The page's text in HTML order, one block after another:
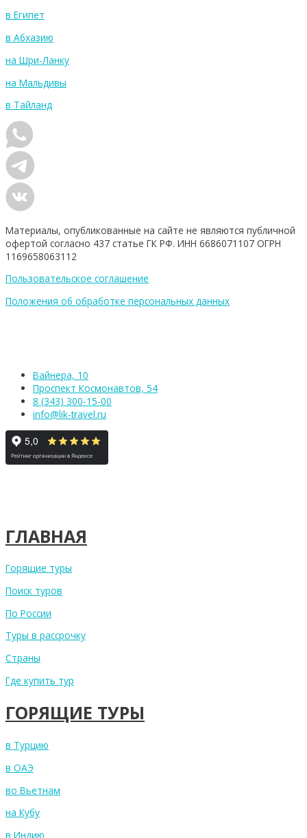
в Египет
в Абхазию
на Шри-Ланку
на Мальдивы
в Тайланд
Материалы, опубликованные на сайте не являются публичной
офертой согласно 437 статье ГК РФ. ИНН 6686071107 ОГРН
1169658063112
Пользовательское соглашение
Положения об обработке персональных данных
Вайнера, 10
Проспект Космонавтов, 54
8 (343) 300-15-00
info@lik-travel.ru
ГЛАВНАЯ
Горящие туры
Поиск туров
По России
Туры в рассрочку
Страны
Где купить тур
ГОРЯЩИЕ ТУРЫ
в Турцию
в ОАЭ
во Вьетнам
на Кубу
в Индию